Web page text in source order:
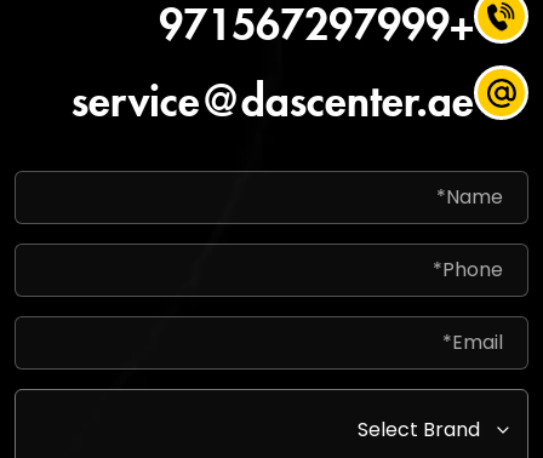
+971567297999
service@dascenter.ae